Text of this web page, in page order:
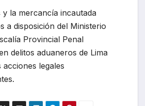
la mercancía incautada
a disposición del Ministerio
Provincial Penal
delitos aduaneros de Lima
legales